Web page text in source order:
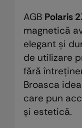
AGBPolaris
magnetică
elegant și
de utilizare
fără
Broasca
care pun
și estetică.